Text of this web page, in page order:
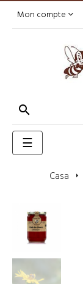
Mon compte

Toggle
navigation
☰
Casa